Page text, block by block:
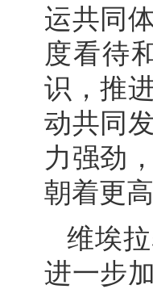
运共同
度看待
识，推
动共同
力强劲
朝着更
维埃
进一步